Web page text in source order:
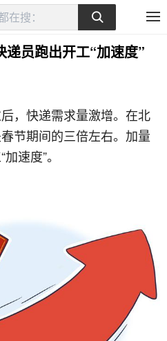
员跑出开工“加速度”
，快递需求量激增。在北
节期间的三倍左右。加量
速度”。